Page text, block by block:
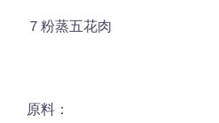
７粉蒸五花肉
原料：